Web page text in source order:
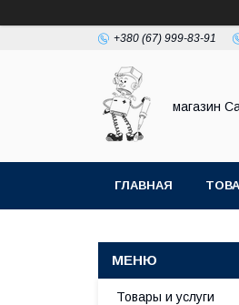
+380 (67) 999-83-91
магазин
ГЛАВНАЯ
Товары и услуги